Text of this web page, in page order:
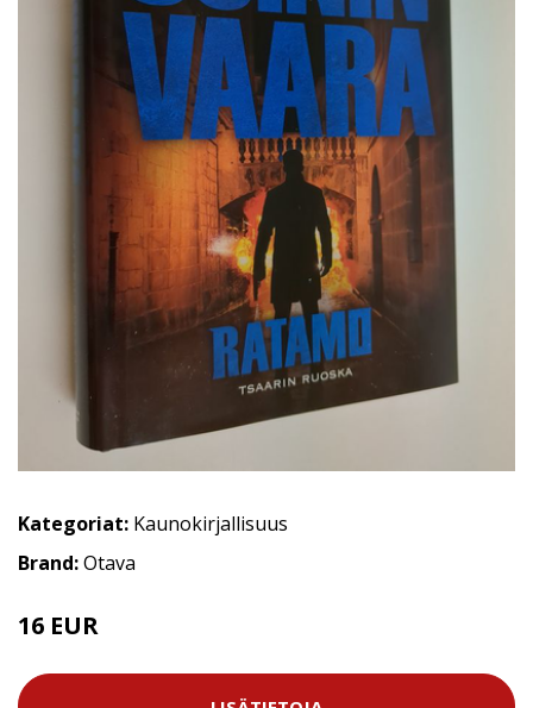
Kategoriat: Kaunokirjallisuus
Brand:Otava
16 EUR